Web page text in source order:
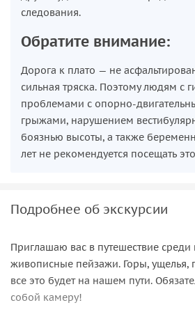
следования.
Обратите внимание:
Дорога к плато — не
сильная тряска. Поэтому людям с
проблемами с опорно-
грыжами, нарушением
боязнью высоты, а также
лет не рекомендуется посещать
Подробнее об экскурсии
Приглашаю вас в путешествие
живописные пейзажи. Горы, ущелья,
все это будет на нашем пути.
собой камеру!